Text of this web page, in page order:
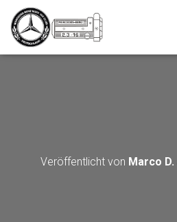
_script');
Veröffentlicht von Marco D.